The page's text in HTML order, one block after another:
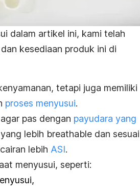
dalam artikel ini, kami telah
kesediaan produk ini di
tetapi juga memiliki
proses menyusui.
pas dengan payudara yang
lebih breathable dan sesuai
lebih ASI.
menyusui, seperti: